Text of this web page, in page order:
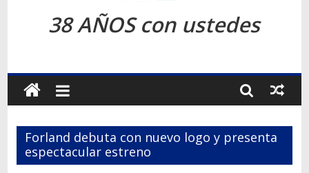
Revista
Transporte
Terrestre
Autos,
camiones,
motos,
38 AÑOS con ustedes
Forland debuta con nuevo logo y presenta
espectacular estreno